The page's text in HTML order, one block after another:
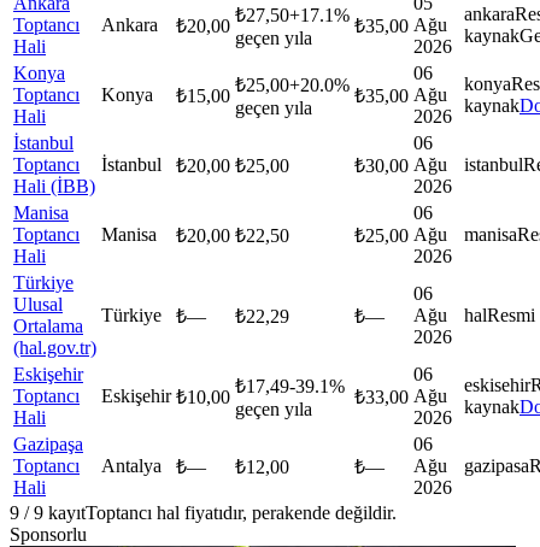
Toptancı
Hali
Ankara ₺20,00
₺27,50+17.1%
geçen yıla
₺35,00 Ağu
2026
ankara
kaynak
Konya
Toptancı
Hali
Konya ₺15,00
₺25,00+20.0%
geçen yıla
₺35,00
06
Ağu
2026
konya
kaynak
İstanbul
Toptancı
Hali (İBB)
İstanbul ₺20,00 ₺25,00 ₺30,00
06
Ağu
2026
istanbul
Manisa
Toptancı
Hali
Manisa ₺20,00 ₺22,50 ₺25,00
06
Ağu
2026
manisa
Türkiye
Ulusal
Ortalama
(hal.gov.tr)
Türkiye ₺— ₺22,29 ₺—
06
Ağu
2026
hal
Eskişehir
Toptancı
Hali
Eskişehir ₺10,00
₺17,49-39.1%
geçen yıla
₺33,00
06
Ağu
2026
eskisehir
kaynak
Gazipaşa
Toptancı
Hali
Antalya ₺— ₺12,00 ₺—
06
Ağu
2026
gazipasa
9 /9 kayıtToptancı hal fiyatıdır, perakende değildir.
Sponsorlu